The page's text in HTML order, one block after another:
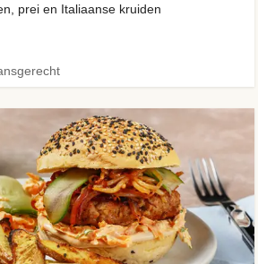
prei en Italiaanse kruiden